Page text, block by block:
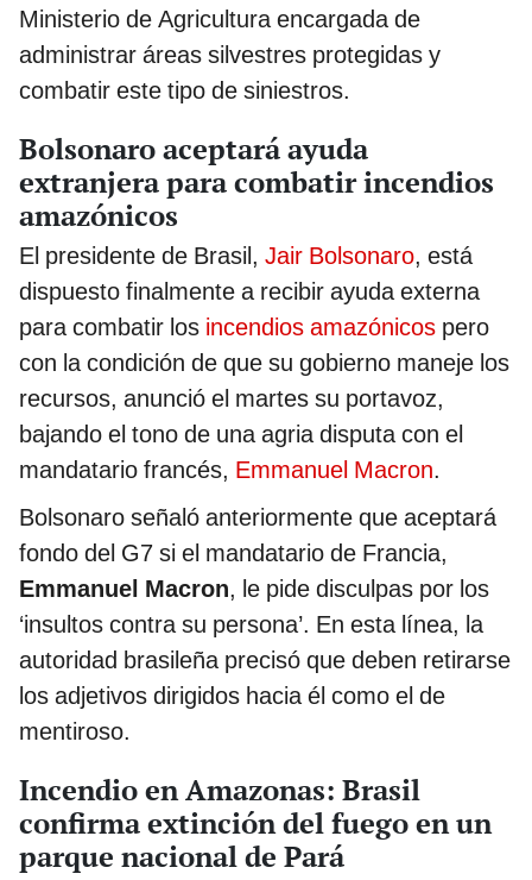
Ministerio de Agricultura encargada de
administrar áreas silvestres protegidas y
combatir este tipo de siniestros.
Bolsonaro aceptará ayuda
extranjera para combatir incendios
amazónicos
El presidente de Brasil, Jair Bolsonaro, está
dispuesto finalmente a recibir ayuda externa
para combatir los incendios amazónicos pero
con la condición de que su gobierno maneje los
recursos, anunció el martes su portavoz,
bajando el tono de una agria disputa con el
mandatario francés, Emmanuel Macron.
Bolsonaro señaló anteriormente que aceptará
fondo del G7 si el mandatario de Francia,
Emmanuel Macron, le pide disculpas por los
‘insultos contra su persona’. En esta línea, la
autoridad brasileña precisó que deben retirarse
los adjetivos dirigidos hacia él como el de
mentiroso.
Incendio en Amazonas: Brasil
confirma extinción del fuego en un
parque nacional de Pará